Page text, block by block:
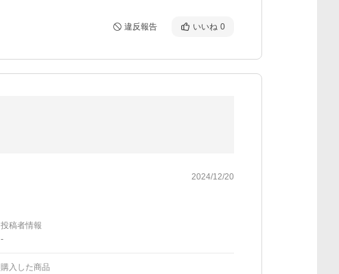
違反報告 いいね 0
2024/12/20
投稿者情報
-
購入した商品